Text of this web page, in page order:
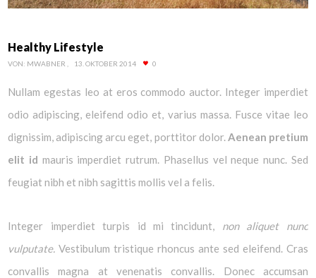
Healthy Lifestyle
VON: MWABNER 13. OKTOBER 2014 0
Nullam egestas leo at eros commodo auctor. Integer imperdiet
odio adipiscing, eleifend odio et, varius massa. Fusce vitae leo
dignissim, adipiscing arcu eget, porttitor dolor. Aenean pretium
elit id mauris imperdiet rutrum. Phasellus vel neque nunc. Sed
feugiat nibh et nibh sagittis mollis vel a felis.
Integer imperdiet turpis id mi tincidunt, non aliquet nunc
vulputate. Vestibulum tristique rhoncus ante sed eleifend. Cras
convallis magna at venenatis convallis. Donec accumsan